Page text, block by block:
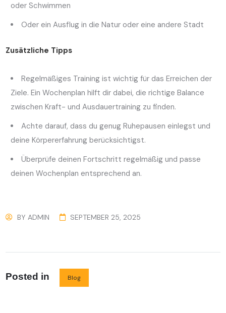
oder Schwimmen
Oder ein Ausflug in die Natur oder eine andere Stadt
Zusätzliche Tipps
Regelmäßiges Training ist wichtig für das Erreichen der
Ziele. Ein Wochenplan hilft dir dabei, die richtige Balance
zwischen Kraft- und Ausdauertraining zu finden.
Achte darauf, dass du genug Ruhepausen einlegst und
deine Körpererfahrung berücksichtigst.
Überprüfe deinen Fortschritt regelmäßig und passe
deinen Wochenplan entsprechend an.
BYADMIN SEPTEMBER 25, 2025
Posted in Blog